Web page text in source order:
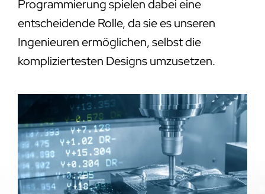
Programmierung spielen dabei eine
entscheidende Rolle, da sie es unseren
Ingenieuren ermöglichen, selbst die
kompliziertesten Designs umzusetzen.